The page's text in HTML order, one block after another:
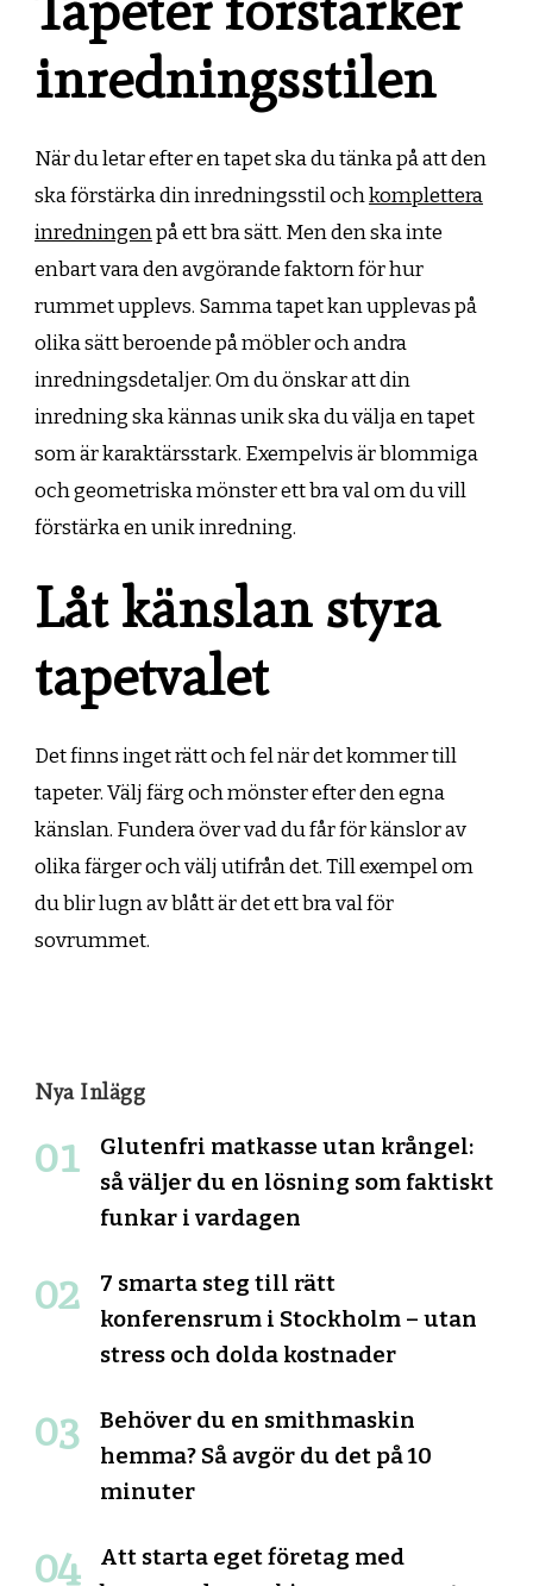
inredningsstilen
När du letar efter en tapet ska du tänka på att den
ska förstärka din inredningsstil ochkomplettera
inredningenpå ett bra sätt. Men den ska inte
enbart vara den avgörande faktorn för hur
rummet upplevs. Samma tapet kan upplevas på
olika sätt beroende på möbler och andra
inredningsdetaljer. Om du önskar att din
inredning ska kännas unik ska du välja en tapet
som är karaktärsstark. Exempelvis är blommiga
och geometriska mönster ett bra val om du vill
förstärka en unik inredning.
Låt känslan styra
tapetvalet
Det finns inget rätt och fel när det kommer till
tapeter. Välj färg och mönster efter den egna
känslan. Fundera över vad du får för känslor av
olika färger och välj utifrån det. Till exempel om
du blir lugn av blått är det ett bra val för
sovrummet.
Nya Inlägg
Glutenfri matkasse utan krångel:
så väljer du en lösning som faktiskt
funkar i vardagen
7 smarta steg till rätt
konferensrum i Stockholm – utan
stress och dolda kostnader
Behöver du en smithmaskin
hemma? Så avgör du det på 10
minuter
Att starta eget företag med